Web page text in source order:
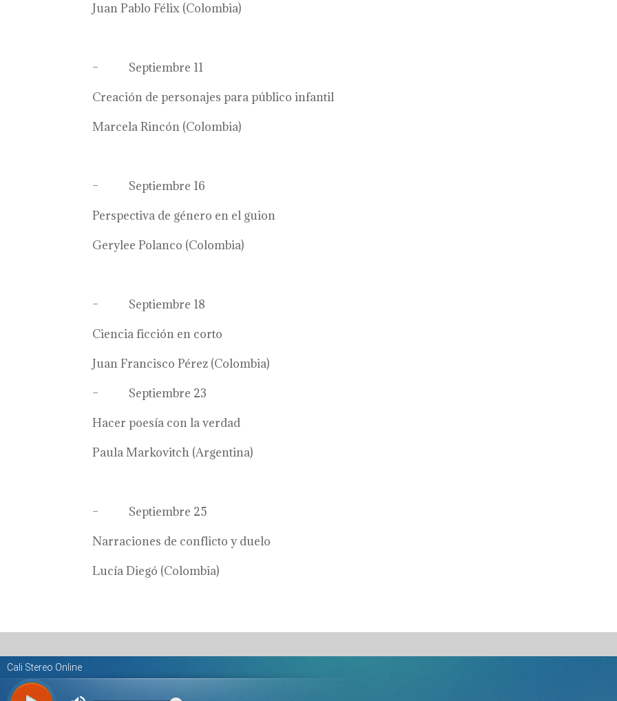
Juan Pablo Félix (Colombia)
– Septiembre 11
Creación de personajes para público infantil
Marcela Rincón (Colombia)
– Septiembre 16
Perspectiva de género en el guion
Gerylee Polanco (Colombia)
– Septiembre 18
Ciencia ficción en corto
Juan Francisco Pérez (Colombia)
– Septiembre 23
Hacer poesía con la verdad
Paula Markovitch (Argentina)
– Septiembre 25
Narraciones de conflicto y duelo
Lucía Diegó (Colombia)